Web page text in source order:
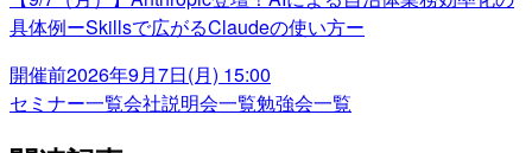
具体例ーSkillsで広がるClaudeの使い方ー
開催前2026年9月7日(月) 15:00
セミナー一覧会社説明会一覧勉強会一覧